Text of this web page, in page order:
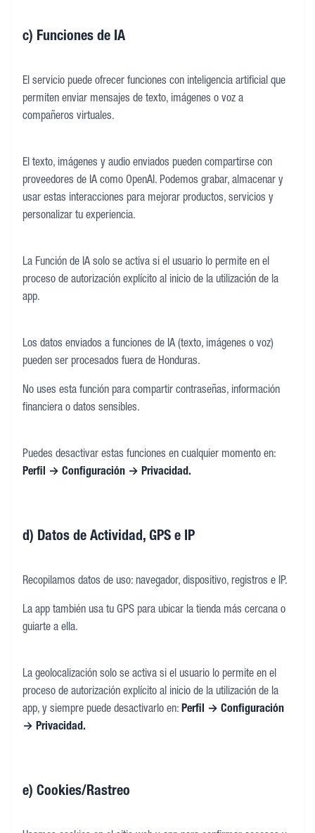
c) Funciones de IA
El servicio puede ofrecer funciones con inteligencia artificial que
permiten enviar mensajes de texto, imágenes o voz a
compañeros virtuales.
El texto, imágenes y audio enviados pueden compartirse con
proveedores de IA como OpenAI. Podemos grabar, almacenar y
usar estas interacciones para mejorar productos, servicios y
personalizar tu experiencia.
La Función de IA solo se activa si el usuario lo permite en el
proceso de autorización explícito al inicio de la utilización de la
app.
Los datos enviados a funciones de IA (texto, imágenes o voz)
pueden ser procesados fuera de Honduras.
No uses esta función para compartir contraseñas, información
financiera o datos sensibles.
Puedes desactivar estas funciones en cualquier momento en:
Perfil → Configuración → Privacidad.
d) Datos de Actividad, GPS e IP
Recopilamos datos de uso: navegador, dispositivo, registros e IP.
La app también usa tu GPS para ubicar la tienda más cercana o
guiarte a ella.
La geolocalización solo se activa si el usuario lo permite en el
proceso de autorización explícito al inicio de la utilización de la
app, y siempre puede desactivarlo en: Perfil → Configuración
→ Privacidad.
e) Cookies/Rastreo